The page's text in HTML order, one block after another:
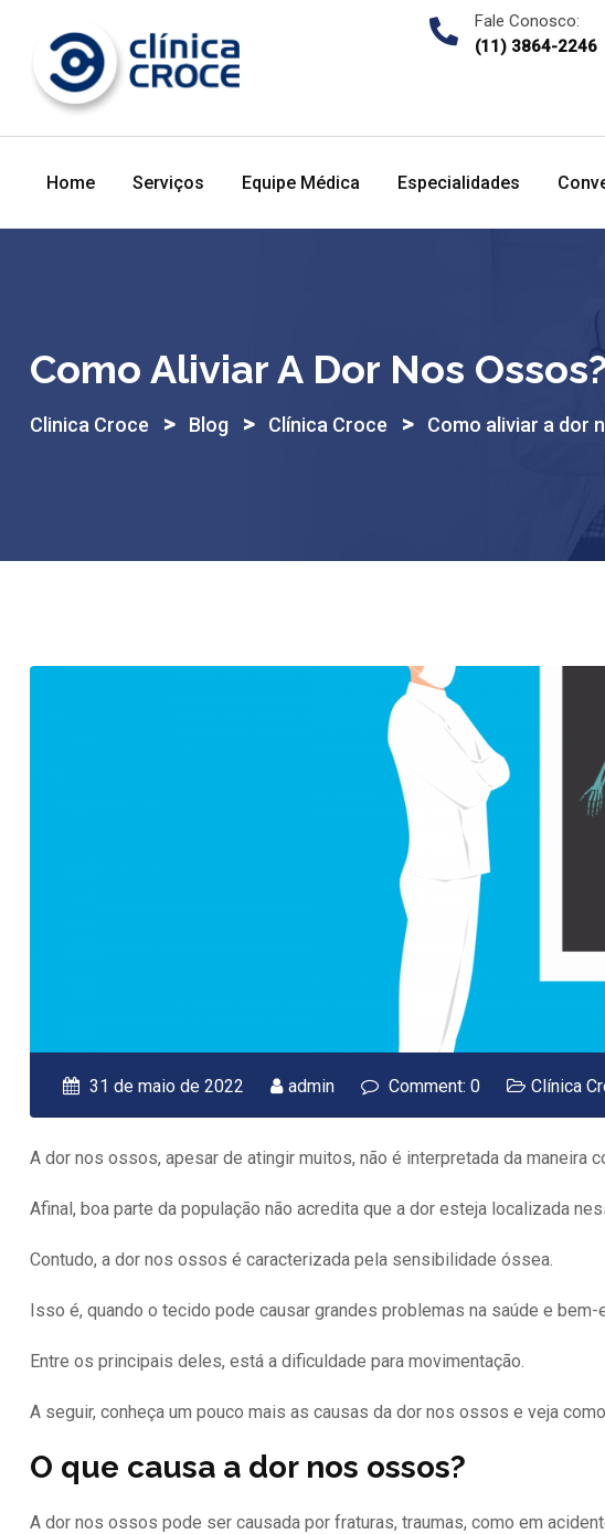
content
Fale Conosco:
(11) 3864-2246
Home Serviços Equipe Médica Especialidades
Como Aliviar A Dor Nos
Clinica Croce > Blog > Clínica Croce > Como aliviar a dor
31 de maio de 2022 admin Comment: 0 Clínica
A dor nos ossos, apesar de atingir muitos, não é interpretada da maneira
Afinal, boa parte da população não acredita que a dor esteja localizada
Contudo, a dor nos ossos é caracterizada pela sensibilidade óssea.
Isso é, quando o tecido pode causar grandes problemas na saúde e
Entre os principais deles, está a dificuldade para movimentação.
A seguir, conheça um pouco mais as causas da dor nos ossos e veja
O que causa a dor nos ossos?
A dor nos ossos pode ser causada por fraturas, traumas, como em